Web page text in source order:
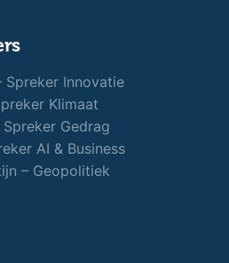
Spreker Innovatie
Klimaat
Gedrag
AI & Business
– Geopolitiek